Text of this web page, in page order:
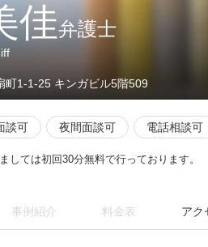
佳弁護士
町1-1-25 キンガビル5階509
談可 夜間面談可 電話相談可
しては初回30分無料で行っております。
事例紹介 料金表 アク